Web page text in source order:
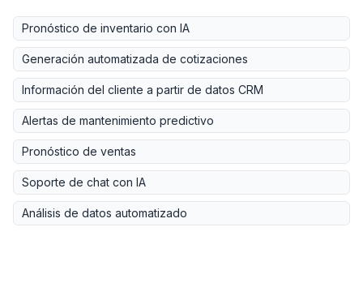
Pronóstico de inventario con IA
Generación automatizada de cotizaciones
Información del cliente a partir de datos CRM
Alertas de mantenimiento predictivo
Pronóstico de ventas
Soporte de chat con IA
Análisis de datos automatizado